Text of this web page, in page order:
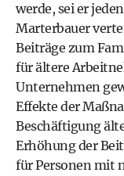
werde, sei er
Marterbauer
Beiträge zum
für ältere
Unternehmen
Effekte der
Beschäftigung
Erhöhung der
für Personen mit